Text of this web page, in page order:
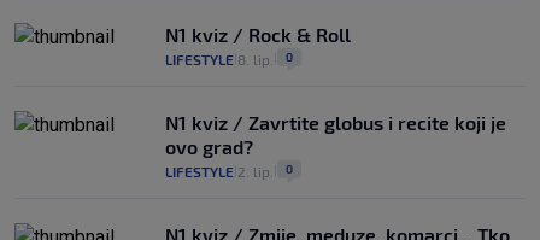
N1 kviz / Rock & Roll
LIFESTYLE 8. lip. 0
N1 kviz / Zavrtite globus i recite koji je
ovo grad?
LIFESTYLE 2. lip. 0
N1 kviz / Zmije, meduze, komarci... Tko